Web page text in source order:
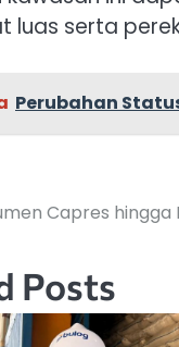
luas serta
Perubahan
Capres hingga
Posts